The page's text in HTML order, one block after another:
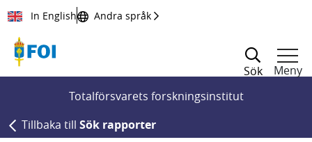
Till innehållet
In English Andra språk
Sök
Meny
Totalförsvarets forskningsinstitut
Tillbaka till Sök rapporter